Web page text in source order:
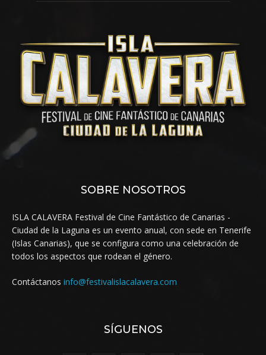
SOBRE NOSOTROS
ISLA CALAVERA Festival de Cine Fantástico de Canarias -
Ciudad de la Laguna es un evento anual, con sede en Tenerife
(Islas Canarias), que se configura como una celebración de
todos los aspectos que rodean el género.
Contáctanos info@festivalislacalavera.com
SÍGUENOS